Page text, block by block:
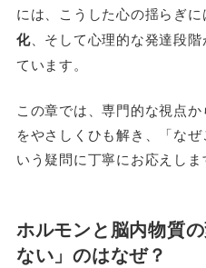
には、こうした心の揺らぎに
化、そして心理的な発達段
ています。
この章では、専門的な視点
をやさしくひも解き、「な
いう疑問に丁寧にお応えしま
ホルモンと脳内物質
ない」のはなぜ？